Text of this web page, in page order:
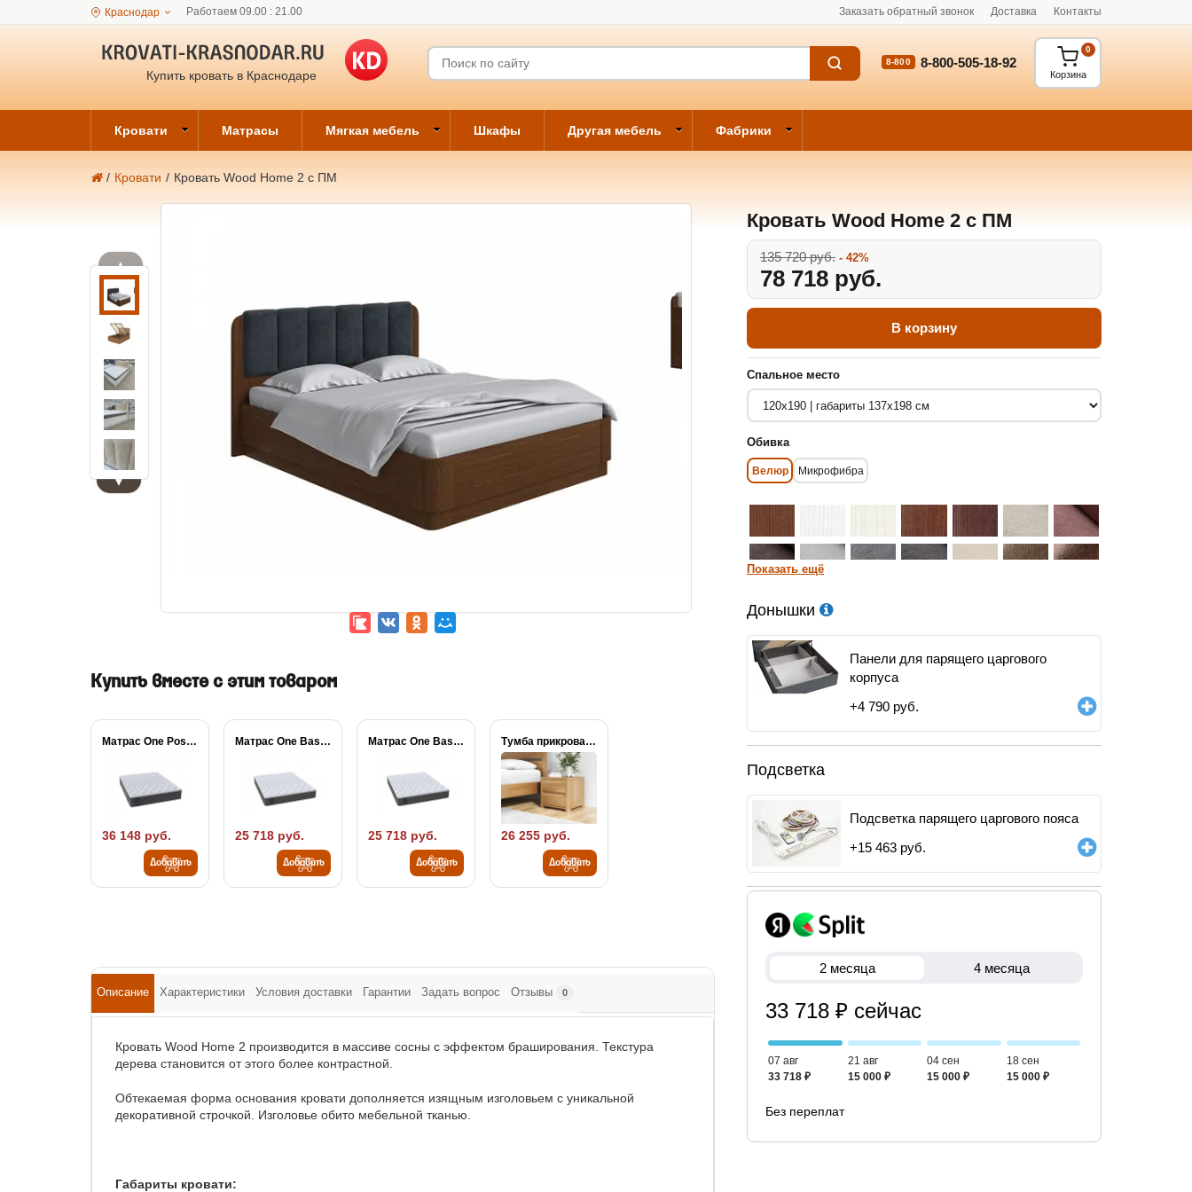
Краснодар Работаем 09.00 : 21.00 Заказать обратный звонок Доставка Контакты
Купить кровать в Краснодаре
8-800 8-800-505-18-92
Корзина
0
Кровати Матрасы Мягкая мебель Шкафы Другая мебель Фабрики
/ Кровати / Кровать Wood Home 2 с ПМ
▲
▼
Кровать Wood Home 2 с ПМ
135 720 руб. - 42%
78 718 руб.
В корзину
Спальное место
Обивка
Велюр Микрофибра
Показать ещё
Донышки
Панели для парящего царгового
корпуса
+4 790 руб.
Подсветка
Подсветка парящего царгового пояса
+15 463 руб.
2 месяца 4 месяца
33 718 ₽ сейчас
07 авг
33 718 ₽
21 авг
15 000 ₽
04 сен
15 000 ₽
18 сен
15 000 ₽
Без переплат
Купить вместе с этим товаром
Матрас One Posture...
36 148 руб.
Добавить
Матрас One Base...
25 718 руб.
Добавить
Матрас One Base...
25 718 руб.
Добавить
Тумба прикроватная Wood...
26 255 руб.
Добавить
Описание Характеристики Условия доставки Гарантии Задать вопрос Отзывы 0
Кровать Wood Home 2 производится в массиве сосны с эффектом браширования. Текстура
дерева становится от этого более контрастной.
Обтекаемая форма основания кровати дополняется изящным изголовьем с уникальной
декоративной строчкой. Изголовье обито мебельной тканью.
Габариты кровати: